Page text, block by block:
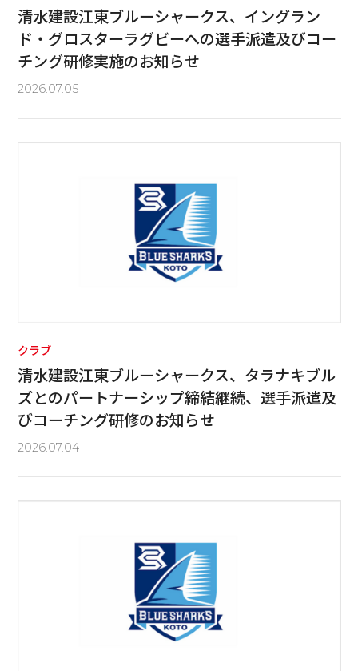
清水建設江東ブルーシャークス、イングラン
ド・グロスターラグビーへの選手派遣及びコー
チング研修実施のお知らせ
2026.07.05
クラブ
清水建設江東ブルーシャークス、タラナキブル
ズとのパートナーシップ締結継続、選手派遣及
びコーチング研修のお知らせ
2026.07.04